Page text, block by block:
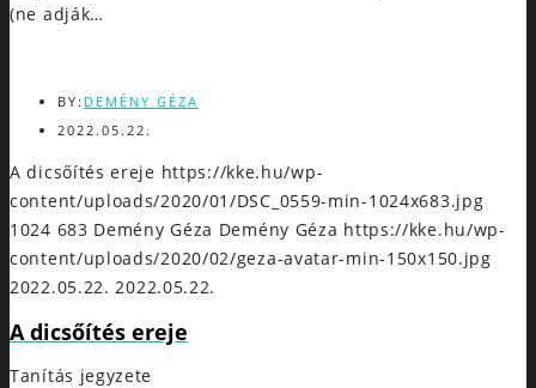
(ne adják…
BY: DEMÉNY GÉZA
2022.05.22.
A dicsőítés ereje https://kke.hu/wp-
content/uploads/2020/01/DSC_0559-min-1024x683.jpg
1024 683 Demény Géza Demény Géza https://kke.hu/wp-
content/uploads/2020/02/geza-avatar-min-150x150.jpg
2022.05.22. 2022.05.22.
A dicsőítés ereje
Tanítás jegyzete